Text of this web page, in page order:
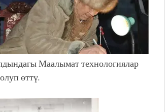
Маалымат технологиялар
өттү.